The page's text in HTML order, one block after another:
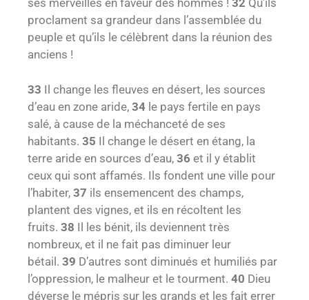
ses merveilles en faveur des hommes ! 32 Qu’ils
proclament sa grandeur dans l’assemblée du
peuple et qu’ils le célèbrent dans la réunion des
anciens !
33 Il change les fleuves en désert, les sources
d’eau en zone aride, 34 le pays fertile en pays
salé, à cause de la méchanceté de ses
habitants. 35 Il change le désert en étang, la
terre aride en sources d’eau, 36 et il y établit
ceux qui sont affamés. Ils fondent une ville pour
l’habiter, 37 ils ensemencent des champs,
plantent des vignes, et ils en récoltent les
fruits. 38 Il les bénit, ils deviennent très
nombreux, et il ne fait pas diminuer leur
bétail. 39 D’autres sont diminués et humiliés par
l’oppression, le malheur et le tourment. 40 Dieu
déverse le mépris sur les grands et les fait errer